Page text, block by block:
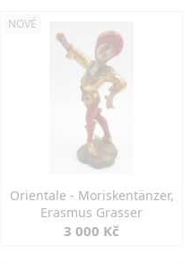
NOVÉ
Orientale - Moriskentänzer,
Erasmus Grasser
3 000 Kč